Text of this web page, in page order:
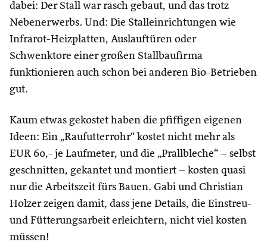
dabei: Der Stall war rasch gebaut, und das trotz
Nebenerwerbs. Und: Die Stalleinrichtungen wie
Infrarot-Heizplatten, Auslauftüren oder
Schwenktore einer großen Stallbaufirma
funktionieren auch schon bei anderen Bio-Betrieben
gut.
Kaum etwas gekostet haben die pfiffigen eigenen
Ideen: Ein „Raufutterrohr“ kostet nicht mehr als
EUR 60,- je Laufmeter, und die „Prallbleche“ – selbst
geschnitten, gekantet und montiert – kosten quasi
nur die Arbeitszeit fürs Bauen. Gabi und Christian
Holzer zeigen damit, dass jene Details, die Einstreu-
und Fütterungsarbeit erleichtern, nicht viel kosten
müssen!